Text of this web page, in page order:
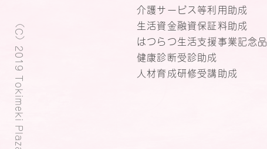
介護サービス等利用助成
生活資金融資保証料助成
はつらつ生活支援事業記念品
健康診断受診助成
人材育成研修受講助成
（C）2019 Tokimeki Plaza.